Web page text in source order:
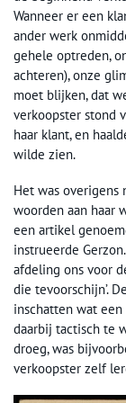
Wanneer er een
ander werk
gehele optreden,
achteren), onze
moet blijken, dat
verkoopster stond
haar klant, en
wilde zien.
Het was
woorden aan haar
een artikel
instrueerde
afdeling ons voor
die tevoorschijn’.
inschatten wat
daarbij tactisch te
droeg, was
verkoopster zelf